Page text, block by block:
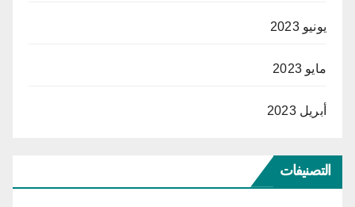
يونيو 2023
مايو 2023
أبريل 2023
التصنيفات